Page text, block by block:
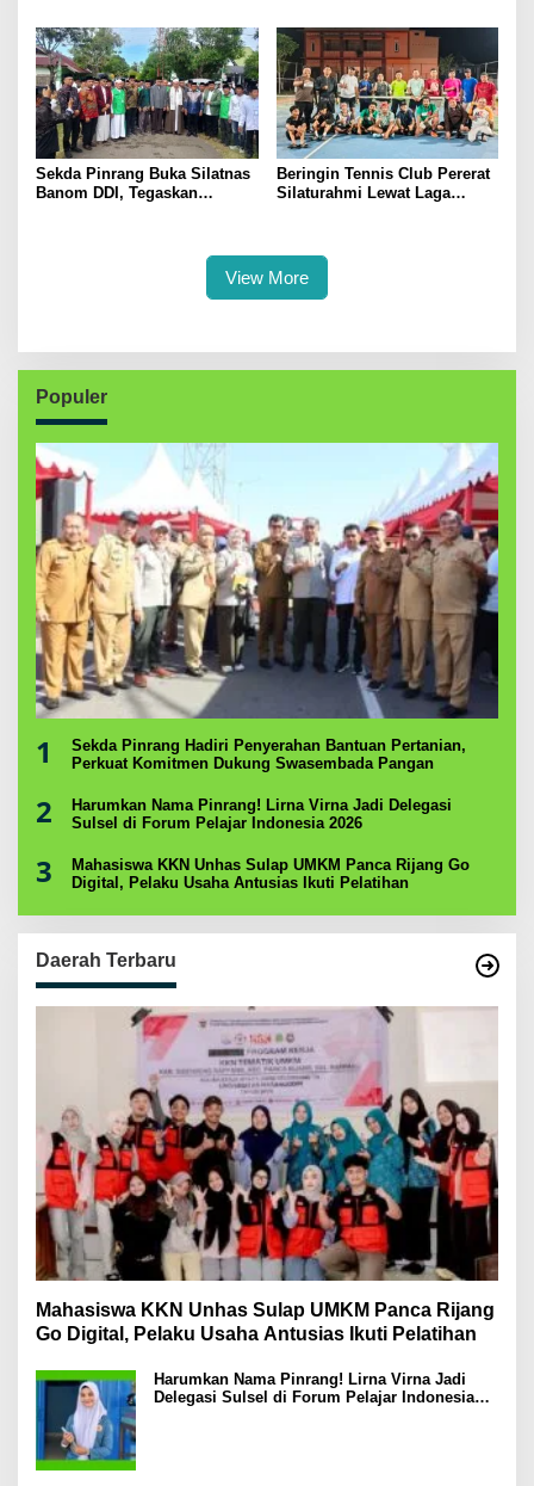
Sekda Pinrang Buka Silatnas
Banom DDI, Tegaskan
Beringin Tennis Club Pererat
Silaturahmi Lewat Laga
View More
Populer
1
Sekda Pinrang Hadiri Penyerahan Bantuan Pertanian,
Perkuat Komitmen Dukung Swasembada Pangan
2
Harumkan Nama Pinrang! Lirna Virna Jadi Delegasi
Sulsel di Forum Pelajar Indonesia 2026
3
Mahasiswa KKN Unhas Sulap UMKM Panca Rijang Go
Digital, Pelaku Usaha Antusias Ikuti Pelatihan
Daerah Terbaru
Mahasiswa KKN Unhas Sulap UMKM Panca Rijang
Go Digital, Pelaku Usaha Antusias Ikuti Pelatihan
Harumkan Nama Pinrang! Lirna Virna Jadi
Delegasi Sulsel di Forum Pelajar Indonesia